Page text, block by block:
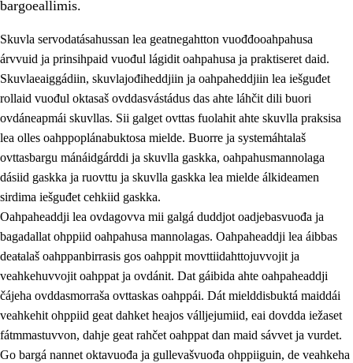
3.1 Fátmmasteaddji oahppanbiras
3.2 Oahpaheapmi ja heivehuvvon oahpahus
3.3 Ovttasbargu ruovttu ja skuvlla gaskka
3.4 Oahpahus oahppofitnodagas ja bargoeallimis
3.5 Profešuvdnasearvevuohta ja skuvlaovdáneapmi
bargoeallimis.
Skuvla servodatásahussan lea geatnegahtton vuođđooahpahusa
árvvuid ja prinsihpaid vuođul lágidit oahpahusa ja praktiseret daid.
Skuvlaeaiggádiin, skuvlajođiheddjiin ja oahpaheddjiin lea iešguđet
rollaid vuođul oktasaš ovddasvástádus das ahte láhčit dili buori
ovdáneapmái skuvllas. Sii galget ovttas fuolahit ahte skuvlla praksisa
lea olles oahppoplánabuktosa mielde. Buorre ja systemáhtalaš
ovttasbargu mánáidgárddi ja skuvlla gaskka, oahpahusmannolaga
dásiid gaskka ja ruovttu ja skuvlla gaskka lea mielde álkideamen
sirdima iešguđet cehkiid gaskka.
Oahpaheaddji lea ovdagovva mii galgá duddjot oadjebasvuođa ja
bagadallat ohppiid oahpahusa mannolagas. Oahpaheaddji lea áibbas
deaŧalaš oahppanbirrasis gos oahppit movttiidahttojuvvojit ja
veahkehuvvojit oahppat ja ovdánit. Dat gáibida ahte oahpaheaddji
čájeha ovddasmorraša ovttaskas oahppái. Dát mielddisbuktá maiddái
veahkehit ohppiid geat dahket heajos válljejumiid, eai dovdda iežaset
fátmmastuvvon, dahje geat rahčet oahppat dan maid sávvet ja vurdet.
Go bargá nannet oktavuođa ja gullevašvuođa ohppiiguin, de veahkeha